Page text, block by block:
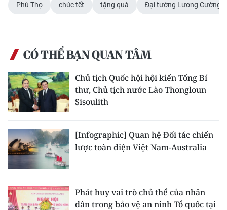
Phú Thọ chúc tết tặng quà Đại tướng Lương Cường
CÓ THỂ BẠN QUAN TÂM
Chủ tịch Quốc hội hội kiến Tổng Bí
thư, Chủ tịch nước Lào Thongloun
Sisoulith
[Infographic] Quan hệ Đối tác chiến
lược toàn diện Việt Nam-Australia
Phát huy vai trò chủ thể của nhân
dân trong bảo vệ an ninh Tổ quốc tại